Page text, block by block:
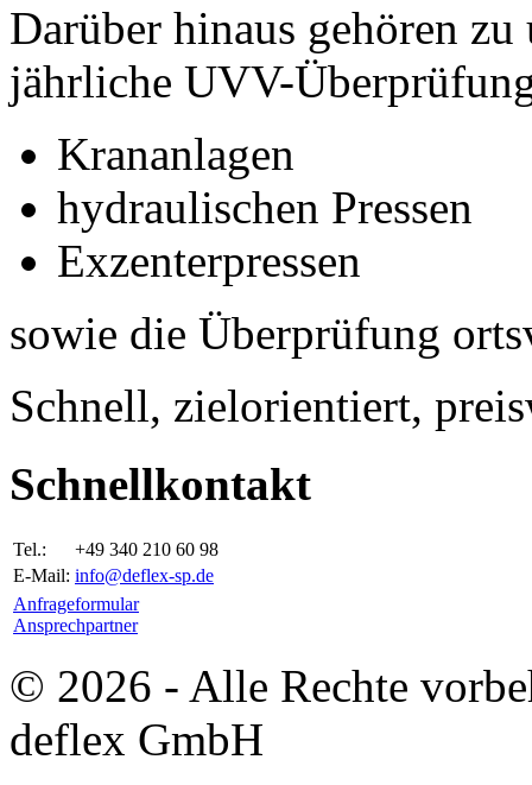
Darüber hinaus gehören
jährliche UVV-
Krananlagen
hydraulischen Pressen
Exzenterpressen
sowie die Überprüfung
Schnell, zielorientiert,
Schnellkontakt
Tel.:
+49 340 210 60 98
E-Mail: info@deflex-sp.de
Anfrageformular
Ansprechpartner
© 2026 - Alle Rechte
deflex GmbH